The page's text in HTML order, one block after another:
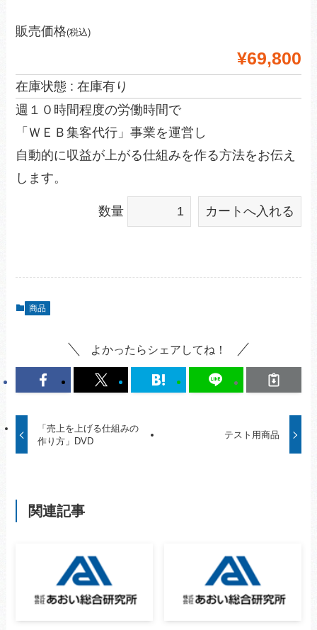
販売価格(税込)
¥69,800
在庫状態 : 在庫有り
週１０時間程度の労働時間で
「ＷＥＢ集客代行」事業を運営し
自動的に収益が上がる仕組みを作る方法をお伝え
します。
数量
商品
よかったらシェアしてね！
「売上を上げる仕組みの
作り方」DVD
テスト用商品
関連記事